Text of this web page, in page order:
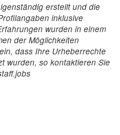
erstellt und die
inklusive
wurden in einem
der Möglichkeiten
dass Ihre Urheberrechte
wurden, so kontaktieren Sie